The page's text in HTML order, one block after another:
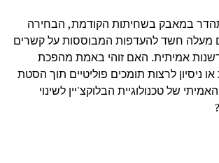
במאבק בשחיתות הקודמת, הבחירה
מעלה חשד להעדפות המבוססות על קשרים
אמיתית. האם זוהי באמת מהפכת
ניסיון לרצות תומכים פוליטיים תוך הסטת
של טכנולוגיית הבלוקצ'יין לשינוי